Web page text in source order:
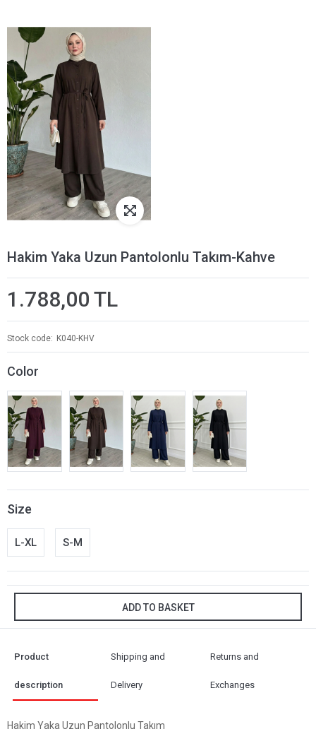
Hakim Yaka Uzun Pantolonlu Takım-Kahve
1.788,00 TL
Stock code K040-KHV
Color
Size
L-XL S-M
ADD TO BASKET
Product
description
Shipping and
Delivery
Returns and
Exchanges
Hakim Yaka Uzun Pantolonlu Takım